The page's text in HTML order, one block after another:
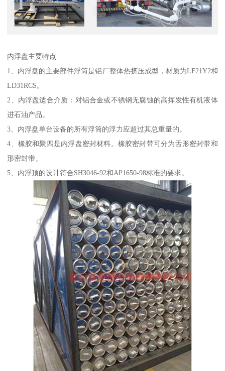
内浮盘主要特点
1、内浮盘的主要部件浮筒是铝厂整体热挤压成型，材质为LF21Y2和
LD31RCS。
2、内浮盘适合介质：对铝合金或不锈钢无腐蚀的高挥发性有机液体
进石油产品。
3、内浮盘单台设备的所有浮筒的浮力应超过其总重量的。
4、橡胶和聚四是内浮盘密封材料。橡胶密封带可分为舌形密封带和
形密封带。
5、内浮顶的设计符合SH3046-92和AP1650-98标准的要求。